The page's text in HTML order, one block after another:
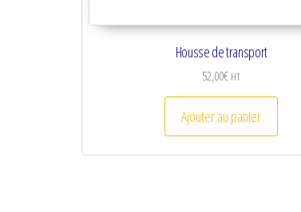
Housse de transport
52,00€ HT
Ajouter au panier